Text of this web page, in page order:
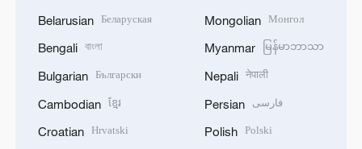
Belarusian Беларуская
Bengali বাংলা
Bulgarian Български
Cambodian ខ្មែរ
Croatian Hrvatski
Mongolian Монгол
Myanmar မြန်မာဘာသာ
Nepali नेपाली
Persian فارسی
Polish Polski